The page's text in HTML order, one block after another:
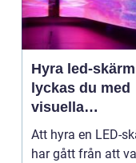
Hyra led-skärm så
lyckas du med
visuella
upplevelser på
event
Att hyra en LED-
har gått från att